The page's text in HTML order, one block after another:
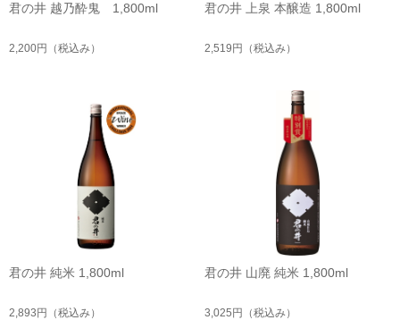
君の井 越乃酔鬼 1,800ml
2,200円 （税込み）
君の井 上泉 本醸造 1,800ml
2,519円 （税込み）
君の井 純米 1,800ml
2,893円 （税込み）
君の井 山廃 純米 1,800ml
3,025円 （税込み）